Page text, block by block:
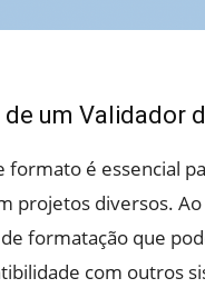
um Validador
formato é essencial
projetos diversos.
formatação que
com outros